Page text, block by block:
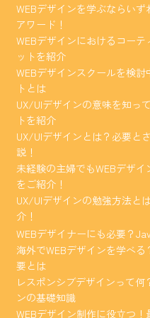
WEBデザインを学ぶならい
アワード！
WEBデザインにおけるコー
ットを紹介
WEBデザインスクールを検
トとは
UX/UIデザインの意味を知っ
トを紹介
UX/UIデザインとは？必要と
説！
未経験の主婦でもWEBデザ
をご紹介！
UX/UIデザインの勉強方法と
介！
WEBデザイナーにも必要？
海外でWEBデザインを学べ
要とは
レスポンシブデザインって何
ンの基礎知識
WEBデザイン制作に役立つ